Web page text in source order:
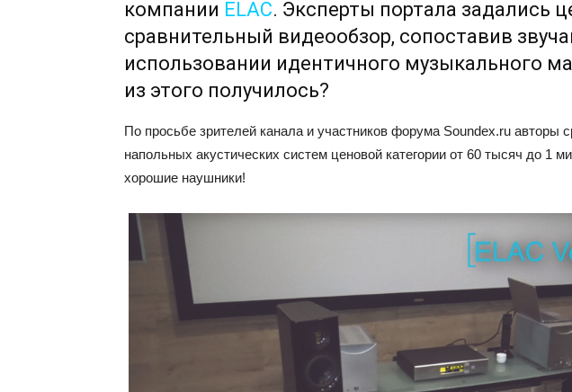
компании ELAC. Эксперты портала задались
сравнительный видеообзор, сопоставив
использовании идентичного музыкального
из этого получилось?
По просьбе зрителей канала и участников форума Soundex.ru авторы
напольных акустических систем ценовой категории от 60 тысяч до 1
хорошие наушники!